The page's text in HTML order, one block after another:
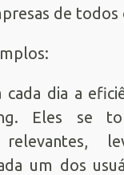
de todos
dia a
Eles se
um dos